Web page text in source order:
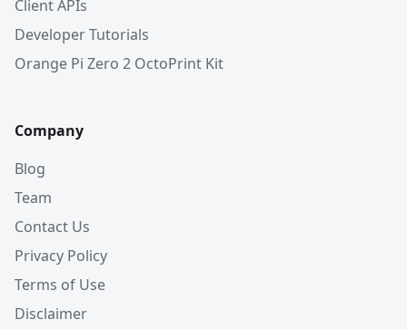
Client APIs
Developer Tutorials
Orange Pi Zero 2 OctoPrint Kit
Company
Blog
Team
Contact Us
Privacy Policy
Terms of Use
Disclaimer